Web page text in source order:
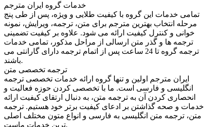
خدمات گروه ایران مترجم
تمامی خدمات این گروه با کیفیت طلایی و ویژه، پس از طی پنج
مرحله انتخاب بهترین مترجم برای متن، ترجمه، ویرایش، نمونه
خوانی و کنترل کیفیت ارائه می شود. علاوه بر کیفیت تضمینی
ترجمه ها و گذر متن ارسالی از مراحل مذکور، تمامی خدمات
ترجمه گروه تا 24 ساعت پس از اتمام ترجمه دارای گارانتی می
باشند.
ترجمه تخصصی متن
ایران مترجم اولین و تنها گروه ارائه خدمات تخصصی ترجمه
انگلیسی و فارسی است. ما با تخصصی کردن حوزه فعالیت و
انحصاری کردن آن به ترجمه متن، به دنبال ارتقای کیفیت ارائه
خدمات و صحه گذاشتن بر ادعای کیفیت برتر خود هستیم. ترجمه
متن، ترجمه متن انگلیسی به فارسی و انواع متون مختلف اصلی
ترین خدمات ماست.